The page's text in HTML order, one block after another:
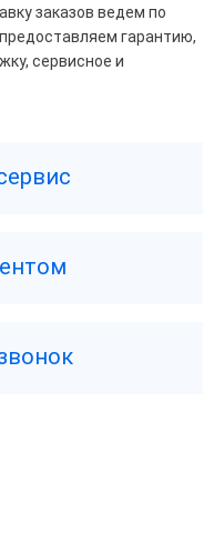
заказов ведем по
гарантию,
сервисное и